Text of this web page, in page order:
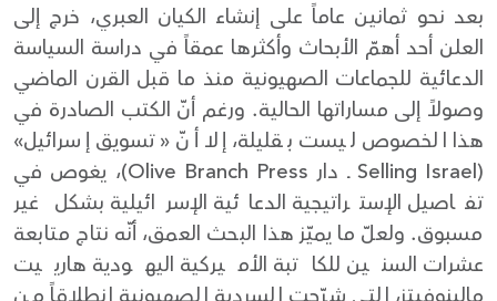
بعد نحو ثمانين عاماً على إنشاء الكيان العبري، خرج إلى
العلن أحد أهمّ الأبحاث وأكثرها عمقاً في دراسة السياسة
الدعائية للجماعات الصهيونية منذ ما قبل القرن الماضي
وصولاً إلى مساراتها الحالية. ورغم أنّ الكتب الصادرة في
هذا الخصوص ليست بقليلة، إلا أنّ «تسويق إسرائيل»
(Selling Israel ــ دار Olive Branch Press)، يغوص في
تفاصيل الإستراتيجية الدعائية الإسرائيلية بشكل غير
مسبوق. ولعلّ ما يميّز هذا البحث العمق، أنّه نتاج متابعة
عشرات السنين للكاتبة الأميركية اليهودية هارييت